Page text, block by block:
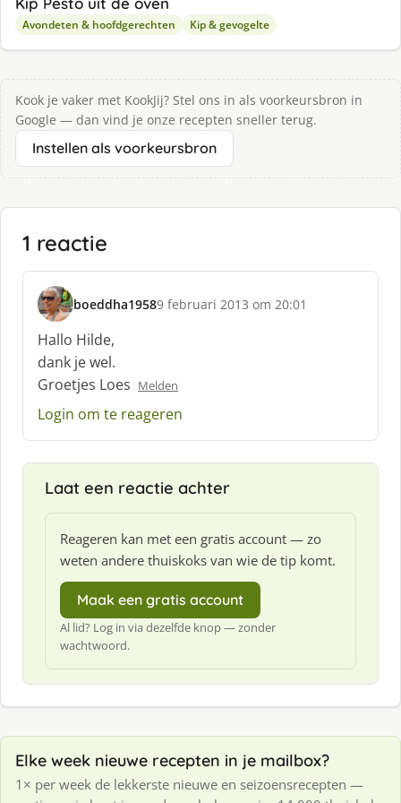
Avondeten & hoofdgerechten Kip & gevogelte
Kook je vaker met KookJij? Stel ons in als voorkeursbron in
Google — dan vind je onze recepten sneller terug.
Instellen als voorkeursbron
1 reactie
boeddha1958
s
c
h
r
e
e
:
9 februari 2013 om 20:01
Hallo Hilde,
dank je wel.
Groetjes Loes Melden
Login om te reageren
Laat een reactie achter
Reageren kan met een gratis account — zo
weten andere thuiskoks van wie de tip komt.
Maak een gratis account
Al lid? Log in via dezelfde knop — zonder
wachtwoord.
Elke week nieuwe recepten in je mailbox?
1× per week de lekkerste nieuwe en seizoensrecepten —